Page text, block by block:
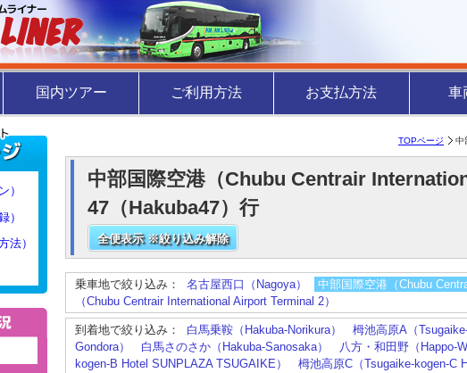
国内ツアー ご利用方法 お支払方法 車
TOPページ 中
中部国際空港（Chubu Centrair
47（Hakuba47）行
全便表示 ※絞り込み解除
乗車地で絞り込み： 名古屋西口（Nagoya） 中部国際空港（Chubu
（Chubu Centrair International Airport Terminal 2）
到着地で絞り込み： 白馬乗鞍（Hakuba-Norikura） 栂池高原A（
Gondora）
白馬さのさか（Hakuba-Sanosaka） 八方・和田野（Happo-
kogen-B Hotel SUNPLAZA TSUGAIKE）
栂池高原C（Tsugaike-kogen-C
）
）
法）